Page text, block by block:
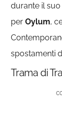
durante il
perOylum,
spostamenti
Trama di